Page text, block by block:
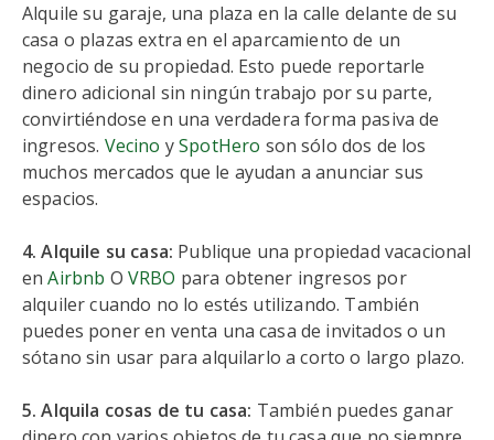
Alquile su garaje, una plaza en la calle delante de su
casa o plazas extra en el aparcamiento de un
negocio de su propiedad. Esto puede reportarle
dinero adicional sin ningún trabajo por su parte,
convirtiéndose en una verdadera forma pasiva de
ingresos. Vecino ySpotHero son sólo dos de los
muchos mercados que le ayudan a anunciar sus
espacios.
4. Alquile su casa: Publique una propiedad vacacional
enAirbnb O VRBO para obtener ingresos por
alquiler cuando no lo estés utilizando. También
puedes poner en venta una casa de invitados o un
sótano sin usar para alquilarlo a corto o largo plazo.
5. Alquila cosas de tu casa: También puedes ganar